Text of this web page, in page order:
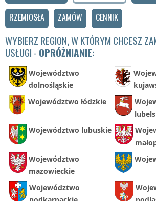
RZEMIOSŁA
ZAMÓW CENNIK
WYBIERZ REGION, W KTÓRYM CHCESZ
USŁUGI - OPRÓŻNIANIE:
Województwo
dolnośląskie
Województwo łódzkie
Województwo lubuskie
Województwo
mazowieckie
Województwo